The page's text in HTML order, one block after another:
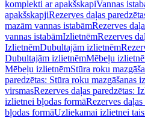
komplekti ar apakšskapiVannas
apakšskapjiRezerves daļas
mazām vannas istabāmRezerves
vannas istabāmIzlietnēmRezerves
IzlietnēmDubultajām izlietnēm
Dubultajām izlietnēmMēbeļu
Mēbeļu izlietnēmStūra roku
paredzētas: Stūra roku mazgāšanas
virsmasRezerves daļas paredzētas:
izlietnei bļodas formāRezerves
bļodas formāUzliekamai izlietnei